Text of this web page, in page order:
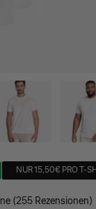
NUR 15,50€ PRO T-
(255 Rezensionen)